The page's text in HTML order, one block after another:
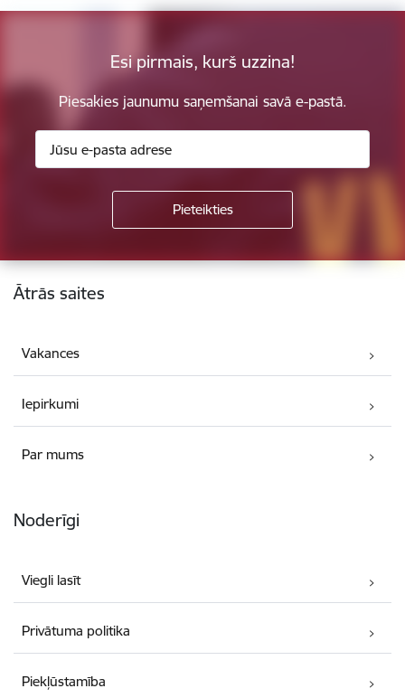
Esi pirmais, kurš uzzina!
Piesakies jaunumu saņemšanai savā e-pastā.
Kājene
Ātrās saites
Vakances
Iepirkumi
Par mums
Noderīgi
Viegli lasīt
Privātuma politika
Piekļūstamība